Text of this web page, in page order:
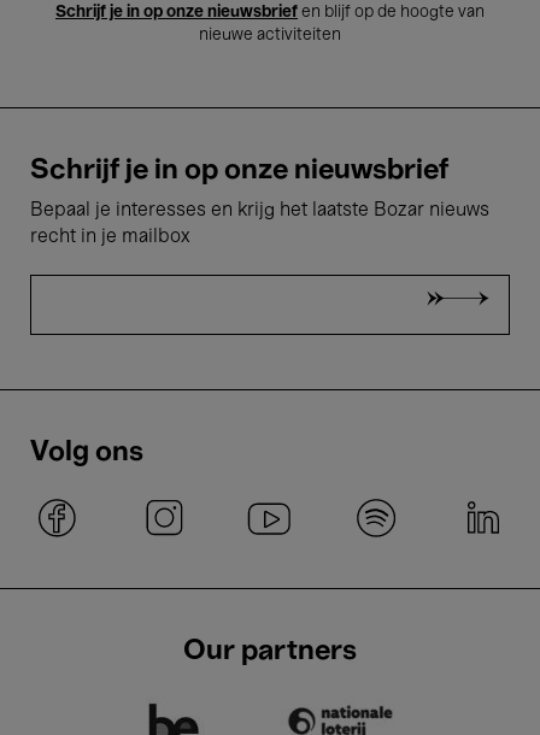
Schrijf je in op onze nieuwsbrief en blijf op de hoogte van
nieuwe activiteiten
Schrijf je in op onze nieuwsbrief
Bepaal je interesses en krijg het laatste Bozar nieuws
recht in je mailbox
Volg ons
Our partners